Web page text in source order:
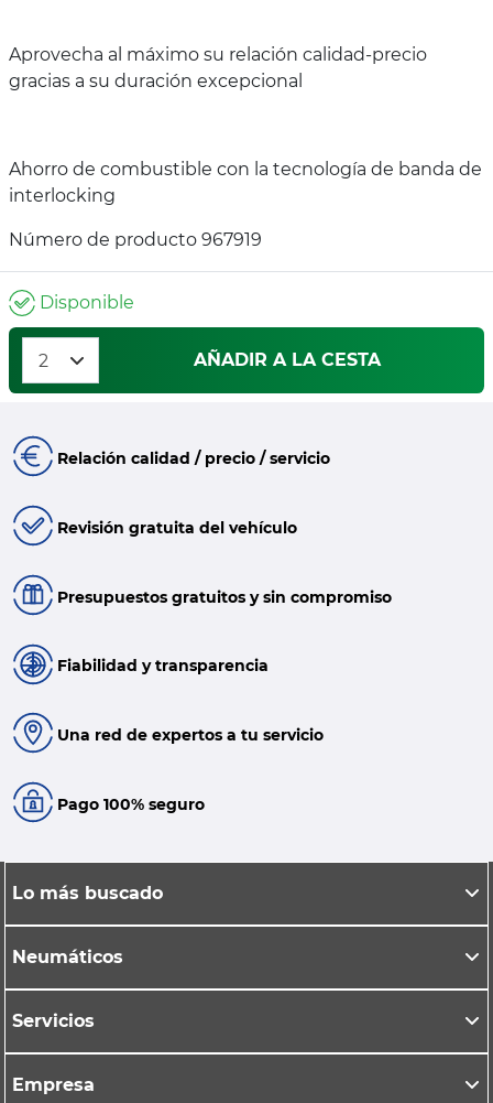
Aprovecha al máximo su relación calidad-precio
gracias a su duración excepcional
Ahorro de combustible con la tecnología de banda de
interlocking
Número de producto 967919
Disponible
AÑADIR A LA CESTA
Relación calidad / precio / servicio
Revisión gratuita del vehículo
Presupuestos gratuitos y sin compromiso
Fiabilidad y transparencia
Una red de expertos a tu servicio
Pago 100% seguro
Lo más buscado
Neumáticos
Servicios
Empresa